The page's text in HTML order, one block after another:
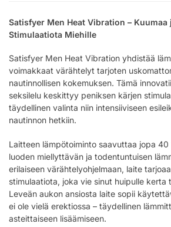
Satisfyer Men Heat Vibration –
Stimulaatiota Miehille
Satisfyer Men Heat Vibration yhdistää
voimakkaat värähtelyt tarjoten
nautinnollisen kokemuksen. Tämä
seksilelu keskittyy peniksen kärjen
täydellinen valinta niin intensiiviseen
nautinnon hetkiin.
Laitteen lämpötoiminto saavuttaa jopa 40
luoden miellyttävän ja todentuntuisen
erilaiseen värähtelyohjelmaan, laite
stimulaatiota, joka vie sinut huipulle kerta
Leveän aukon ansiosta laite sopii
ei ole vielä erektiossa – täydellinen
asteittaiseen lisäämiseen.